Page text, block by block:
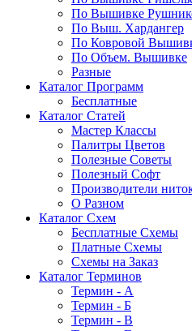
По Вышивке
По Выш. Хардангер
По Ковровой
По Объем. Вышивке
Разные
Каталог Программ
Бесплатные
Каталог Статей
Мастер Классы
Палитры Цветов
Полезные Советы
Полезный Софт
Производители
О Разном
Каталог Схем
Бесплатные Схемы
Платные Схемы
Схемы на Заказ
Каталог Терминов
Термин - А
Термин - Б
Термин - В